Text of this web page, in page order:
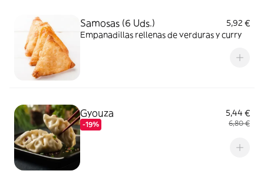
Samosas (6 Uds.)
5,92 €
Empanadillas rellenas de verduras y curry
Gyouza
-19%
5,44 €
6,80 €